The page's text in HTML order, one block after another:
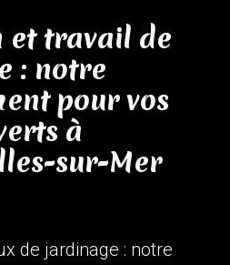
et travail de
: notre
pour vos
à
sur-Mer
de jardinage : notre